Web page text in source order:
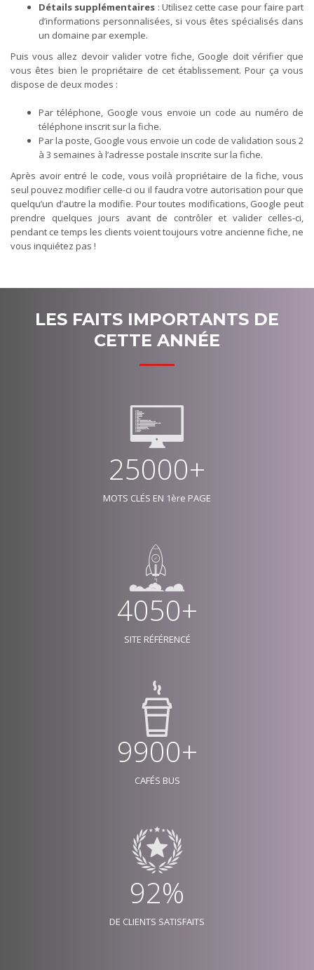
Détails supplémentaires : Utilisez cette case pour faire part
d’informations personnalisées, si vous êtes spécialisés dans
un domaine par exemple.
Puis vous allez devoir valider votre fiche, Google doit vérifier que
vous êtes bien le propriétaire de cet établissement. Pour ça vous
dispose de deux modes :
Par téléphone, Google vous envoie un code au numéro de
téléphone inscrit sur la fiche.
Par la poste, Google vous envoie un code de validation sous 2
à 3 semaines à l’adresse postale inscrite sur la fiche.
Après avoir entré le code, vous voilà propriétaire de la fiche, vous
seul pouvez modifier celle-ci ou il faudra votre autorisation pour que
quelqu’un d’autre la modifie. Pour toutes modifications, Google peut
prendre quelques jours avant de contrôler et valider celles-ci,
pendant ce temps les clients voient toujours votre ancienne fiche, ne
vous inquiétez pas !
LES FAITS IMPORTANTS DE
CETTE ANNÉE
25000+
MOTS CLÉS EN 1ère PAGE
4050+
SITE RÉFÉRENCÉ
9900+
CAFÉS BUS
92%
DE CLIENTS SATISFAITS